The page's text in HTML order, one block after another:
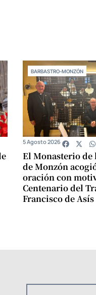
BARBASTRO-MONZÓN
El Monasterio
de Monzón
oración con
Centenario del
Francisco de Asís
5 Agosto 2026